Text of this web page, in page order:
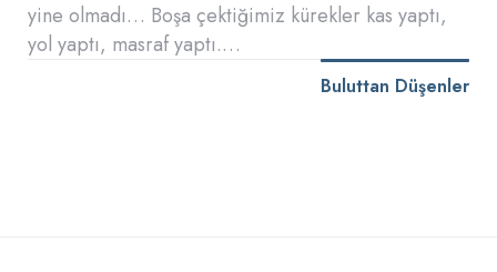
yine olmadı… Boşa çektiğimiz kürekler kas yaptı,
yol yaptı, masraf yaptı.…
Buluttan Düşenler